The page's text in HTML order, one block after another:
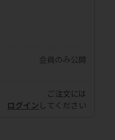
会員のみ公開
ご注文には
ログイン してください